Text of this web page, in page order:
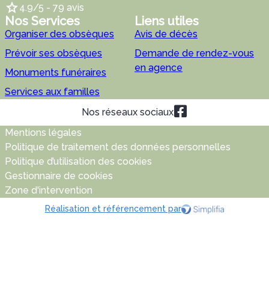
4.9/5 - 79 avis
Nos Services
Organiser des obsèques
Prévoir ses obsèques
Monuments funéraires
Services aux familles
Liens utiles
Avis de décès
Demande de rendez-vous
en agence
Nos réseaux sociaux
Mentions légales
Politique de traitement des données personnelles
Politique d’utilisation des cookies
Gestionnaire de cookies
Zone d'intervention
Réalisation et référencement par